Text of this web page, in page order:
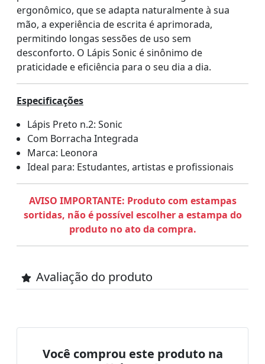
ergonômico, que se adapta naturalmente à sua
mão, a experiência de escrita é aprimorada,
permitindo longas sessões de uso sem
desconforto. O Lápis Sonic é sinônimo de
praticidade e eficiência para o seu dia a dia.
Especificações
Lápis Preto n.2: Sonic
Com Borracha Integrada
Marca: Leonora
Ideal para: Estudantes, artistas e profissionais
AVISO IMPORTANTE: Produto com estampas
sortidas, não é possível escolher a estampa do
produto no ato da compra.
Avaliação do produto
Você comprou este produto na